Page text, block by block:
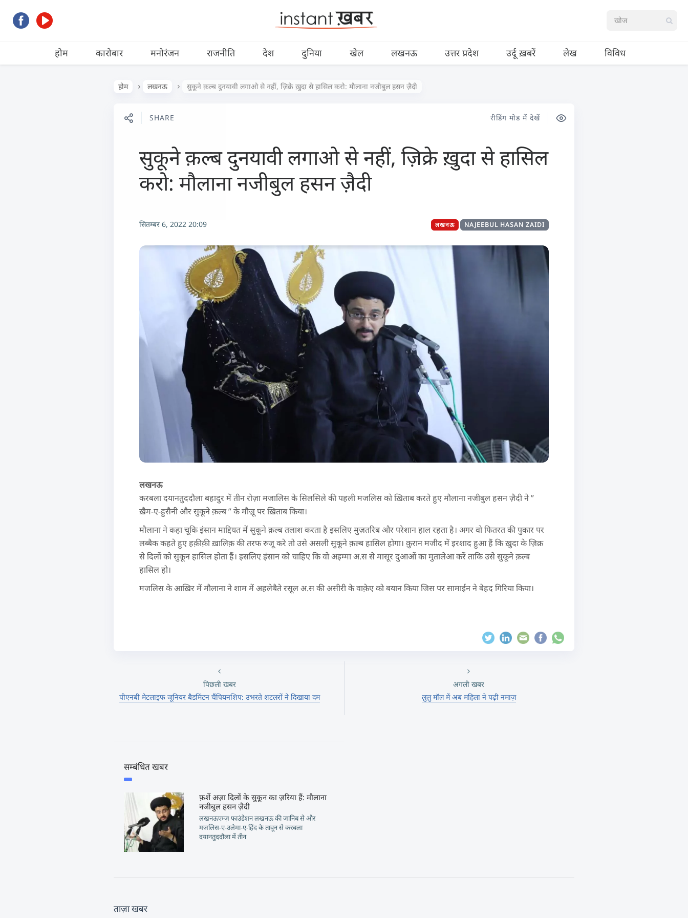
होम कारोबार मनोरंजन राजनीति देश दुनिया खेल लखनऊ उत्तर प्रदेश उर्दू ख़बरें लेख विविध
होम लखनऊ सुकूने क़ल्ब दुनयावी लगाओ से नहीं, ज़िक्रे ख़ुदा से हासिल करो: मौलाना नजीबुल हसन ज़ैदी
SHARE रीडिंग मोड में देखें
सुकूने क़ल्ब दुनयावी लगाओ से नहीं, ज़िक्रे ख़ुदा से हासिल
करो: मौलाना नजीबुल हसन ज़ैदी
सितम्बर 6, 2022 20:09 NAJEEBUL HASAN ZAIDI
लखनऊ
लखनऊ
करबला दयानतुददौला बहादुर में तीन रोज़ा मजालिस के सिलसिले की पहली मजलिस को ख़िताब करते हुए मौलाना नजीबुल हसन ज़ैदी ने ”
ख़ैम-ए-हुसैनी और सुकूने क़ल्ब ” के मौज़ू पर ख़िताब किया।
मौलाना ने कहा चूकि इंसान माद्दियत में सुकूने क़ल्ब तलाश करता है इसलिए मुज़तरिब और परेशान हाल रहता है। अगर वो फितरत की पुकार पर
लब्बैक कहते हुए हक़ीक़ी ख़ालिक़ की तरफ रुजू करे तो उसे असली सुकूने क़ल्ब हासिल होगा। क़ुरान मजीद में इरशाद हुआ हैं कि ख़ुदा के ज़िक्र
से दिलों को सुकून हासिल होता हैं। इसलिए इंसान को चाहिए कि वो अइम्मा अ.स से मासूर दुआओं का मुतालेआ करें ताकि उसे सुकूने क़ल्ब
हासिल हो।
मजलिस के आख़िर में मौलाना ने शाम में अहलेबैते रसूल अ.स की असीरी के वाक़ेए को बयान किया जिस पर सामाईन ने बेहद गिरिया किया।
पिछली खबर
पीएनबी मेटलाइफ जूनियर बैडमिंटन चैंपियनशिप: उभरते शटलरों ने दिखाया दम
अगली खबर
लुलु मॉल में अब महिला ने पढ़ी नमाज़
सम्बंधित खबर
फ़र्शे अज़ा दिलों के सुकून का ज़रिया हैं: मौलाना
नजीबुल हसन ज़ैदी
लखनऊएम्ज़ फाउंडेशन लखनऊ की जानिब से और
मजलिस-ए-उलेमा-ए-हिंद के तावून से करबला
दयानतुददौला में तीन
ताज़ा खबर